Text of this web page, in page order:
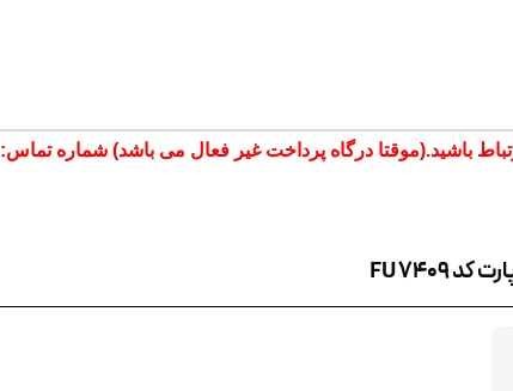
درگاه پرداخت غیر فعال می باشد) شماره تماس: 09202552561